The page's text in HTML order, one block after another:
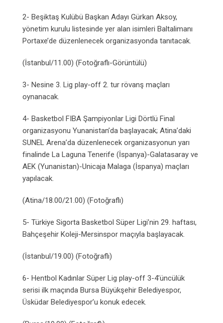
2- Beşiktaş Kulübü Başkan Adayı Gürkan Aksoy,
yönetim kurulu listesinde yer alan isimleri Baltalimanı
Portaxe’de düzenlenecek organizasyonda tanıtacak.
(İstanbul/11.00) (Fotoğraflı-Görüntülü)
3- Nesine 3. Lig play-off 2. tur rövanş maçları
oynanacak.
4- Basketbol FIBA Şampiyonlar Ligi Dörtlü Final
organizasyonu Yunanistan’da başlayacak; Atina’daki
SUNEL Arena’da düzenlenecek organizasyonun yarı
finalinde La Laguna Tenerife (İspanya)-Galatasaray ve
AEK (Yunanistan)-Unicaja Malaga (İspanya) maçları
yapılacak.
(Atina/18.00/21.00) (Fotoğraflı)
5- Türkiye Sigorta Basketbol Süper Ligi’nin 29. haftası,
Bahçeşehir Koleji-Mersinspor maçıyla başlayacak.
(İstanbul/19.00) (Fotoğraflı)
6- Hentbol Kadınlar Süper Lig play-off 3-4’üncülük
serisi ilk maçında Bursa Büyükşehir Belediyespor,
Üsküdar Belediyespor’u konuk edecek.